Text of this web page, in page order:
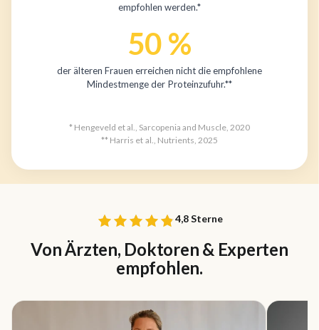
empfohlen werden.*
50 %
der älteren Frauen erreichen nicht die empfohlene
Mindestmenge der Proteinzufuhr.**
* Hengeveld et al., Sarcopenia and Muscle, 2020
** Harris et al., Nutrients, 2025
4,8 Sterne
Von Ärzten, Doktoren & Experten
empfohlen.